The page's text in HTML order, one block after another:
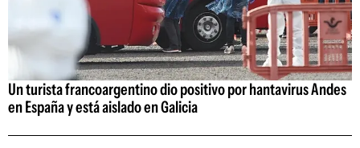
Un turista francoargentino dio positivo por hantavirus Andes
en España y está aislado en Galicia